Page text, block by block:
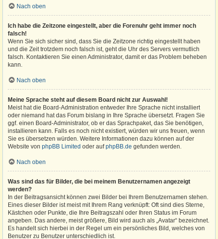
Nach oben
Ich habe die Zeitzone eingestellt, aber die Forenuhr geht immer noch
falsch!
Wenn Sie sich sicher sind, dass Sie die Zeitzone richtig eingestellt haben
und die Zeit trotzdem noch falsch ist, geht die Uhr des Servers vermutlich
falsch. Kontaktieren Sie einen Administrator, damit er das Problem beheben
kann.
Nach oben
Meine Sprache steht auf diesem Board nicht zur Auswahl!
Meist hat die Board-Administration entweder Ihre Sprache nicht installiert
oder niemand hat das Forum bislang in Ihre Sprache übersetzt. Fragen Sie
ggf. einen Board-Administrator, ob er das Sprachpaket, das Sie benötigen,
installieren kann. Falls es noch nicht existiert, würden wir uns freuen, wenn
Sie es übersetzen würden. Weitere Informationen dazu können auf der
Website von phpBB Limited oder aufphpBB.de gefunden werden.
Nach oben
Was sind das für Bilder, die bei meinem Benutzernamen angezeigt
werden?
In der Beitragsansicht können zwei Bilder bei Ihrem Benutzernamen stehen.
Eines dieser Bilder ist meist mit Ihrem Rang verknüpft: Oft sind dies Sterne,
Kästchen oder Punkte, die Ihre Beitragszahl oder Ihren Status im Forum
angeben. Das andere, meist größere, Bild wird auch als „Avatar“ bezeichnet.
Es handelt sich hierbei in der Regel um ein persönliches Bild, welches von
Benutzer zu Benutzer unterschiedlich ist.